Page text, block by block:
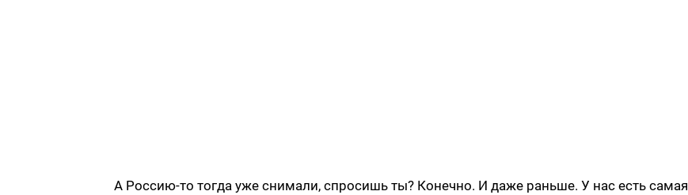
А Россию-то тогда уже снимали, спросишь ты? Конечно. И даже раньше. У нас есть самая